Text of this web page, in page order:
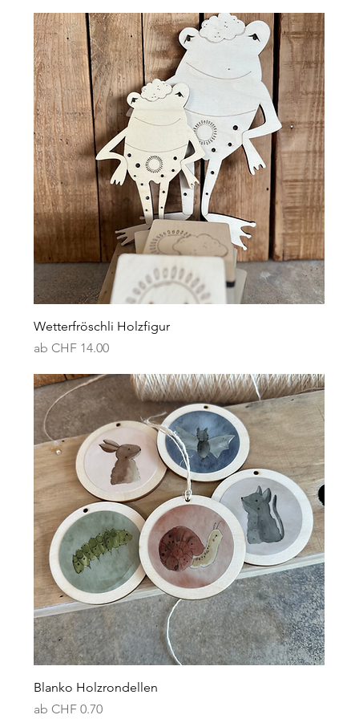
Wetterfröschli Holzfigur
abCHF 14.00
Sale-Preis
Blanko Holzrondellen
abCHF 0.70
Sale-Preis